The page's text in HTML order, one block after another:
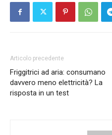
Articolo precedente
Friggitrici ad aria: consumano
davvero meno elettricità? La
risposta in un test